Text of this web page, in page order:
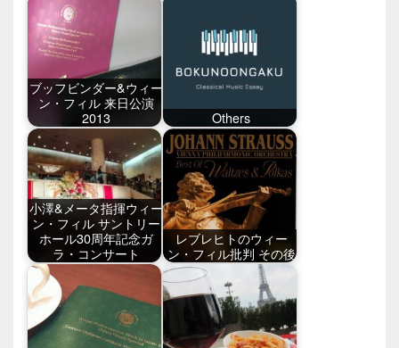
ブッフビンダー&ウィー
ン・フィル 来日公演
2013
Others
小澤&メータ指揮ウィー
ン・フィル サントリー
ホール30周年記念ガ
ラ・コンサート
レブレヒトのウィー
ン・フィル批判 その後